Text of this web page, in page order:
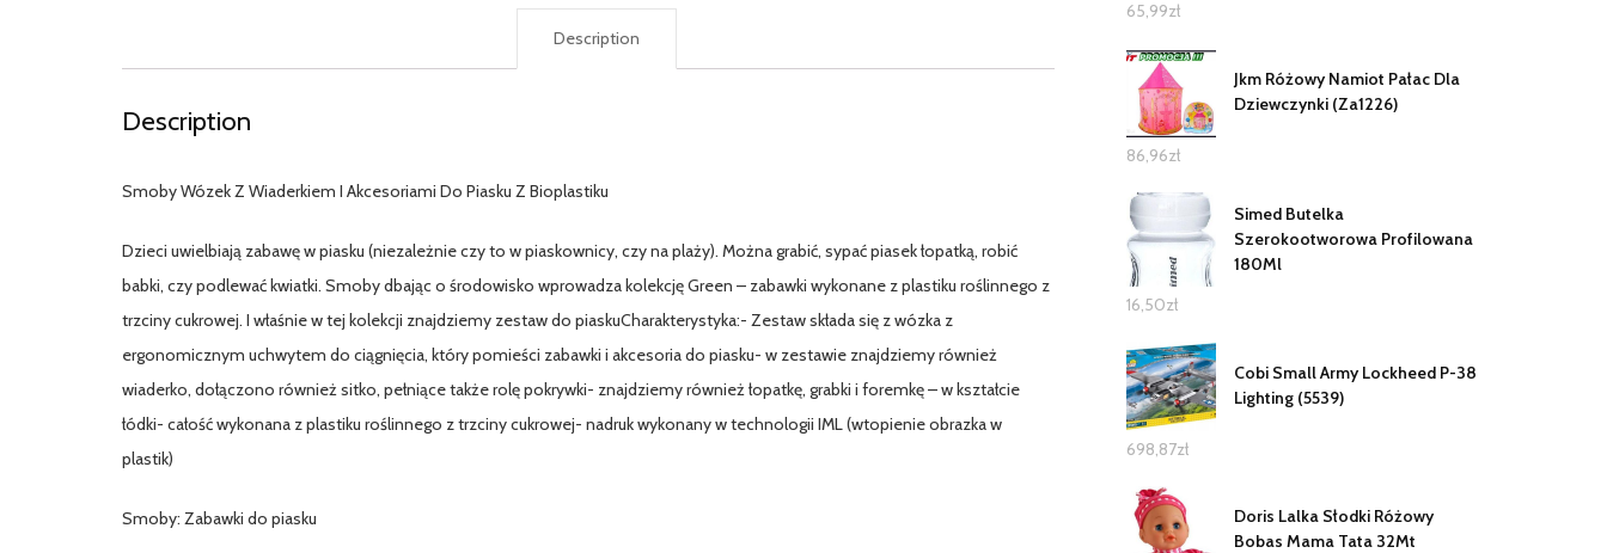
Description
Description
Smoby Wózek Z Wiaderkiem I Akcesoriami Do Piasku Z Bioplastiku
Dzieci uwielbiają zabawę w piasku (niezależnie czy to w piaskownicy, czy na plaży). Można grabić, sypać piasek łopatką, robić
babki, czy podlewać kwiatki. Smoby dbając o środowisko wprowadza kolekcję Green – zabawki wykonane z plastiku roślinnego z
trzciny cukrowej. I właśnie w tej kolekcji znajdziemy zestaw do piaskuCharakterystyka:- Zestaw składa się z wózka z
ergonomicznym uchwytem do ciągnięcia, który pomieści zabawki i akcesoria do piasku- w zestawie znajdziemy również
wiaderko, dołączono również sitko, pełniące także rolę pokrywki- znajdziemy również łopatkę, grabki i foremkę – w kształcie
łódki- całość wykonana z plastiku roślinnego z trzciny cukrowej- nadruk wykonany w technologii IML (wtopienie obrazka w
plastik)
Smoby: Zabawki do piasku
65,99zł
Jkm Różowy Namiot Pałac Dla
Dziewczynki (Za1226)
86,96zł
Simed Butelka
Szerokootworowa Profilowana
180Ml
16,50zł
Cobi Small Army Lockheed P-38
Lighting (5539)
698,87zł
Doris Lalka Słodki Różowy
Bobas Mama Tata 32Mt